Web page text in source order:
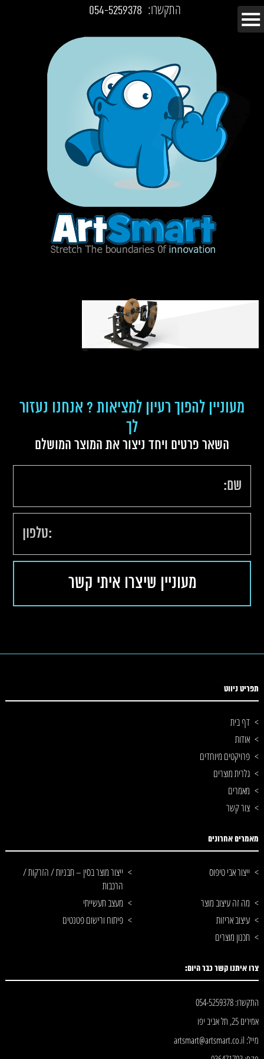
התקשרו: 054-5259378
מעוניין להפוך רעיון למציאות ? אנחנו נעזור
לך
השאר פרטים ויחד ניצור את המוצר המושלם
תפריט ניווט
דף בית
אודות
פרויקטים מיוחדים
גלרית מוצרים
מאמרים
צור קשר
מאמרים אחרונים
ייצור אבי טיפוס
ייצור מוצר בסין – תבניות / הזרקות /
הרכבות
מה זה עיצוב מוצר
מעצב תעשייתי
עיצוב אריזות
פיתוח ורישום פטנטים
תכנון מוצרים
צרו איתנו קשר כבר היום:
התקשרו: 054-5259378
אמירים 25, תל אביב יפו
מייל: artsmart@artsmart.co.il